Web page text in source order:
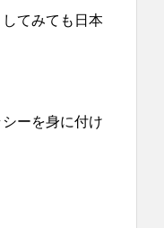
てみても日本
ーを身に付け